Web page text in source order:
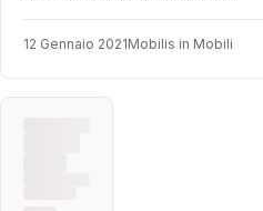
12 Gennaio 2021Mobilis in Mobili